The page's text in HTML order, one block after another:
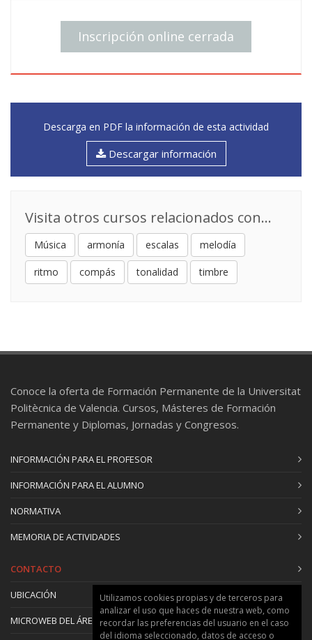
Inscripción online cerrada
Descarga en PDF la información de esta actividad
Descargar información
Visita otros cursos relacionados con...
Música armonía escalas melodía
ritmo compás tonalidad timbre
Conoce la oferta de Formación Permanente de la Universitat
Politècnica de Valencia. Cursos, Másteres de Formación
Permanente y Diplomas, Jornadas y Congresos.
INFORMACIÓN PARA EL PROFESOR
INFORMACIÓN PARA EL ALUMNO
NORMATIVA
MEMORIA DE ACTIVIDADES
CONTACTO
UBICACIÓN
MICROWEB DEL ÁREA
Utilizamos cookies propias y de terceros para
analizar el uso que haces de nuestra web, como
recordar las preferencias del usuario en el caso
del idioma seleccionado, datos de acceso o